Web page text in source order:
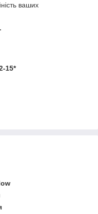
ваших
15*